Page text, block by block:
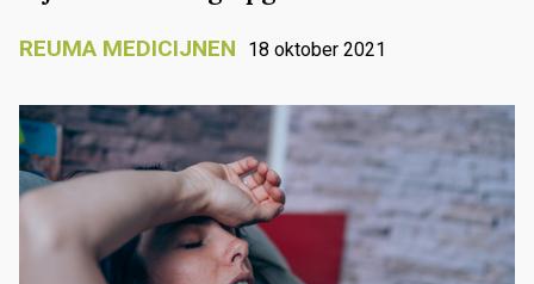
REUMA MEDICIJNEN 18 oktober 2021